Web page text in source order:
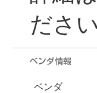
ださい
ベンダ